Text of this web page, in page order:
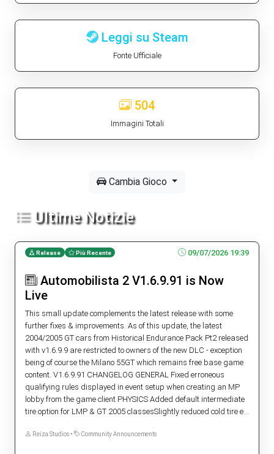
Leggi su Steam
Fonte Ufficiale
504
Immagini Totali
Cambia Gioco
Ultime Notizie
Release Più Recente 09/07/2026 19:39
Automobilista 2 V1.6.9.91 is Now
Live
This small update complements the latest release with some
further fixes & improvements. As of this update, the latest
2004/2005 GT cars from Historical Endurance Pack Pt2 released
with v1.6.9.9 are restricted to owners of the new DLC - exception
being of course the Milano 55GT which remains free base game
content. V1.6.9.91 CHANGELOG GENERAL Fixed erroneous
qualifying rules displayed in event setup when creating an MP
lobby from the game client PHYSICS Added default intermediate
tire option for LMP & GT 2005 classesSlightly reduced cold tire e...
Reiza Studios • Community Announcements